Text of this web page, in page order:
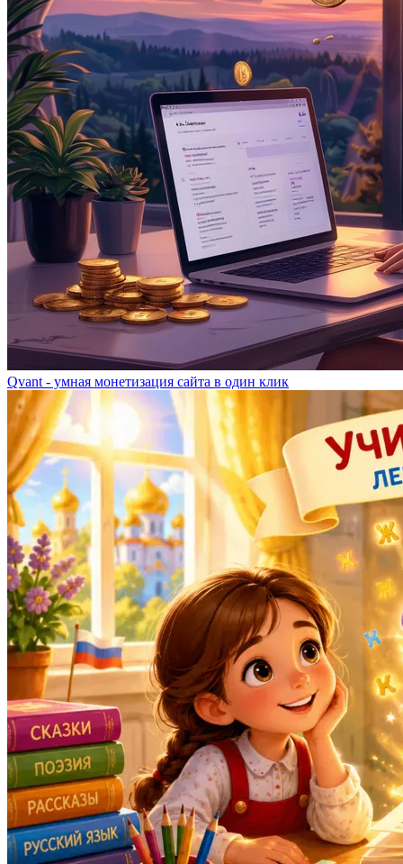
Qvant - умная монетизация сайта в один клик